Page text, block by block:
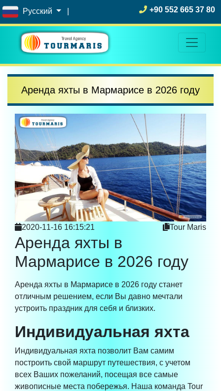
Русский +90 552 665 37 80
Аренда яхты в Мармарисе в 2026 году
2020-11-16 16:15:21 Tour Maris
Аренда яхты в
Мармарисе в 2026 году
Аренда яхты в Мармарисе в 2026 году станет
отличным решением, если Вы давно мечтали
устроить праздник для себя и близких.
Индивидуальная яхта
Индивидуальная яхта позволит Вам самим
построить свой маршрут путешествия, с учетом
всех Ваших пожеланий, посещая все самые
живописные места побережья. Наша команда Tour